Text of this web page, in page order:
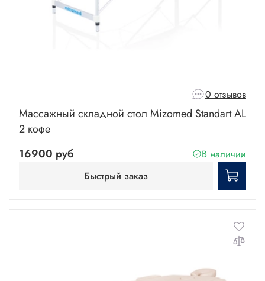
0 отзывов
Массажный складной стол Mizomed Standart AL
2 кофе
16900 руб
В наличии
Быстрый заказ